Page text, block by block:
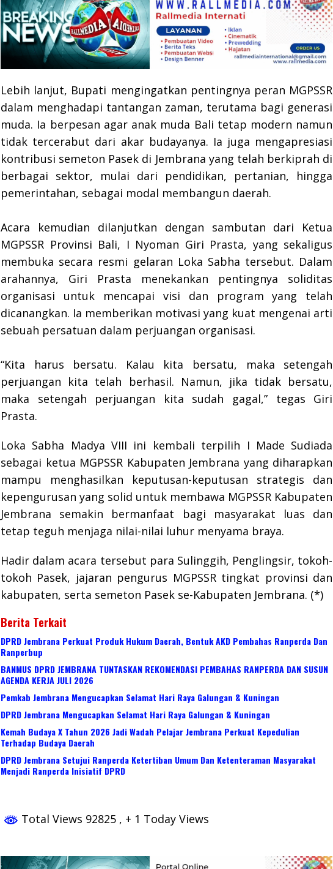
​Lebih lanjut, Bupati mengingatkan pentingnya peran MGPSSR
dalam menghadapi tantangan zaman, terutama bagi generasi
muda. Ia berpesan agar anak muda Bali tetap modern namun
tidak tercerabut dari akar budayanya. Ia juga mengapresiasi
kontribusi semeton Pasek di Jembrana yang telah berkiprah di
berbagai sektor, mulai dari pendidikan, pertanian, hingga
pemerintahan, sebagai modal membangun daerah.
​Acara kemudian dilanjutkan dengan sambutan dari Ketua
MGPSSR Provinsi Bali, I Nyoman Giri Prasta, yang sekaligus
membuka secara resmi gelaran Loka Sabha tersebut. Dalam
arahannya, Giri Prasta menekankan pentingnya soliditas
organisasi untuk mencapai visi dan program yang telah
dicanangkan. ​Ia memberikan motivasi yang kuat mengenai arti
sebuah persatuan dalam perjuangan organisasi.
“Kita harus bersatu. Kalau kita bersatu, maka setengah
perjuangan kita telah berhasil. Namun, jika tidak bersatu,
maka setengah perjuangan kita sudah gagal,” tegas Giri
Prasta.
​Loka Sabha Madya VIII ini kembali terpilih I Made Sudiada
sebagai ketua MGPSSR Kabupaten Jembrana yang diharapkan
mampu menghasilkan keputusan-keputusan strategis dan
kepengurusan yang solid untuk membawa MGPSSR Kabupaten
Jembrana semakin bermanfaat bagi masyarakat luas dan
tetap teguh menjaga nilai-nilai luhur menyama braya.
​Hadir dalam acara tersebut para Sulinggih, Penglingsir, tokoh-
tokoh Pasek, jajaran pengurus MGPSSR tingkat provinsi dan
kabupaten, serta semeton Pasek se-Kabupaten Jembrana. (*)
Berita Terkait
DPRD Jembrana Perkuat Produk Hukum Daerah, Bentuk AKD Pembahas Ranperda Dan
Ranperbup
BANMUS DPRD JEMBRANA TUNTASKAN REKOMENDASI PEMBAHAS RANPERDA DAN SUSUN
AGENDA KERJA JULI 2026
Pemkab Jembrana Mengucapkan Selamat Hari Raya Galungan & Kuningan
DPRD Jembrana Mengucapkan Selamat Hari Raya Galungan & Kuningan
Kemah Budaya X Tahun 2026 Jadi Wadah Pelajar Jembrana Perkuat Kepedulian
Terhadap Budaya Daerah
DPRD Jembrana Setujui Ranperda Ketertiban Umum Dan Ketenteraman Masyarakat
Menjadi Ranperda Inisiatif DPRD
Total Views 92825 , + 1 Today Views